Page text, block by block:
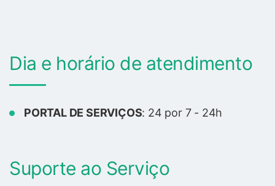
Dia e horário de atendimento
PORTAL DE SERVIÇOS: 24 por 7 - 24h
Suporte ao Serviço